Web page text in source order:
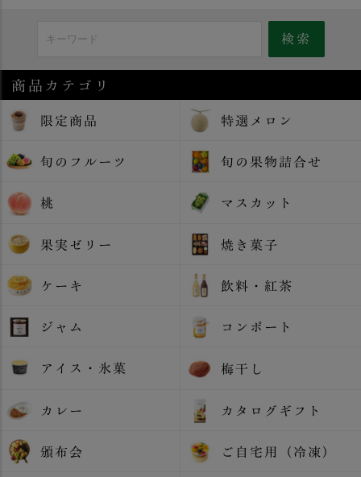
商品カテゴリ
限定商品 特選メロン
旬のフルーツ 旬の果物詰合せ
桃 マスカット
果実ゼリー 焼き菓子
ケーキ 飲料・紅茶
ジャム コンポート
アイス・氷菓 梅干し
カレー カタログギフト
頒布会 ご自宅用（冷凍）